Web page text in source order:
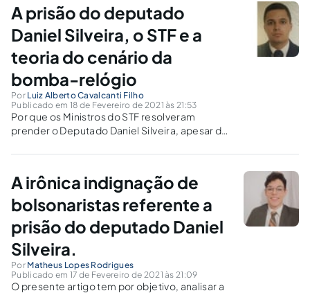
A prisão do deputado
Daniel Silveira, o STF e a
teoria do cenário da
bomba-relógio
Por Luiz Alberto Cavalcanti Filho
Publicado em 18 de Fevereiro de 2021 às 21:53
Por que os Ministros do STF resolveram
prender o Deputado Daniel Silveira, apesar de
A irônica indignação de
bolsonaristas referente a
prisão do deputado Daniel
Silveira.
Por Matheus Lopes Rodrigues
Publicado em 17 de Fevereiro de 2021 às 21:09
O presente artigo tem por objetivo, analisar a